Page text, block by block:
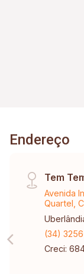
Endereço
Tem
Avenida
Quartel,
(34)
Creci: